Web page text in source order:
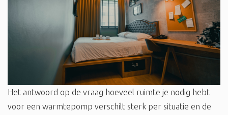
Het antwoord op de vraag hoeveel ruimte je nodig hebt
voor een warmtepomp verschilt sterk per situatie en de